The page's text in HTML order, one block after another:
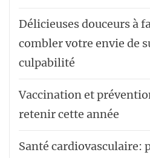
Délicieuses douceurs à
combler votre envie de
culpabilité
Vaccination et
retenir cette année
Santé cardiovasculaire: